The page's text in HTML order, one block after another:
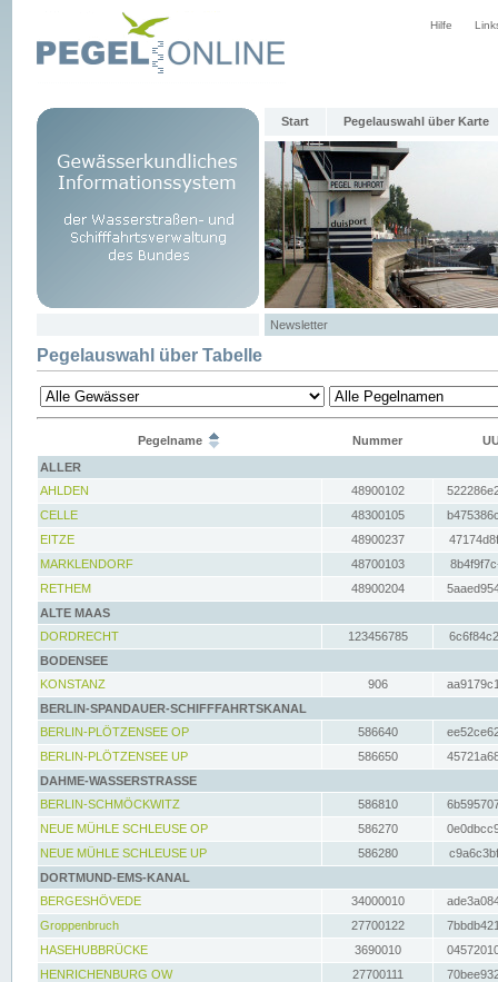
Hilfe
Start Pegelauswahl über Karte
Newsletter
Pegelauswahl über Tabelle
Pegelname Nummer
ALLER
AHLDEN
48900102
CELLE
48300105
EITZE
48900237
MARKLENDORF
48700103
RETHEM
48900204
ALTE MAAS
DORDRECHT
123456785
BODENSEE
KONSTANZ
906
BERLIN-SPANDAUER-SCHIFFFAHRTSKANAL
BERLIN-PLÖTZENSEE OP
586640
BERLIN-PLÖTZENSEE UP
586650
DAHME-WASSERSTRASSE
BERLIN-SCHMÖCKWITZ
586810
NEUE MÜHLE SCHLEUSE OP
586270
NEUE MÜHLE SCHLEUSE UP
586280
DORTMUND-EMS-KANAL
BERGESHÖVEDE
34000010
Groppenbruch
27700122
HASEHUBBRÜCKE
3690010
HENRICHENBURG OW
27700111